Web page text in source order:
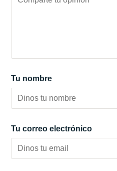
Tu nombre
Tu correo electrónico